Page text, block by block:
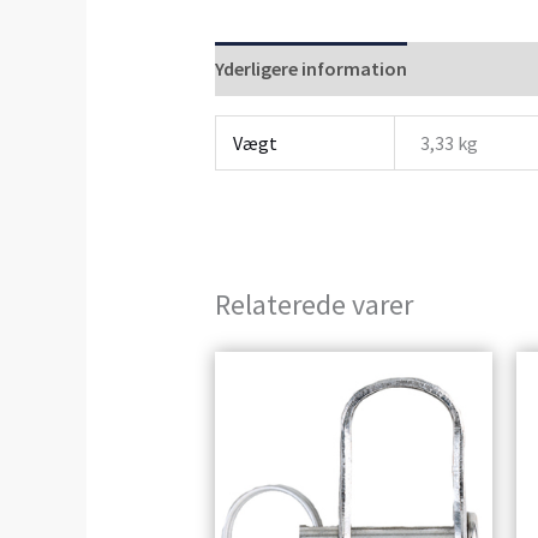
Yderligere information
Vægt 3,33 kg
Relaterede varer